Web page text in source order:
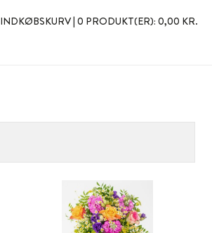
INDKØBSKURV | 0 PRODUKT(ER): 0,00 KR.